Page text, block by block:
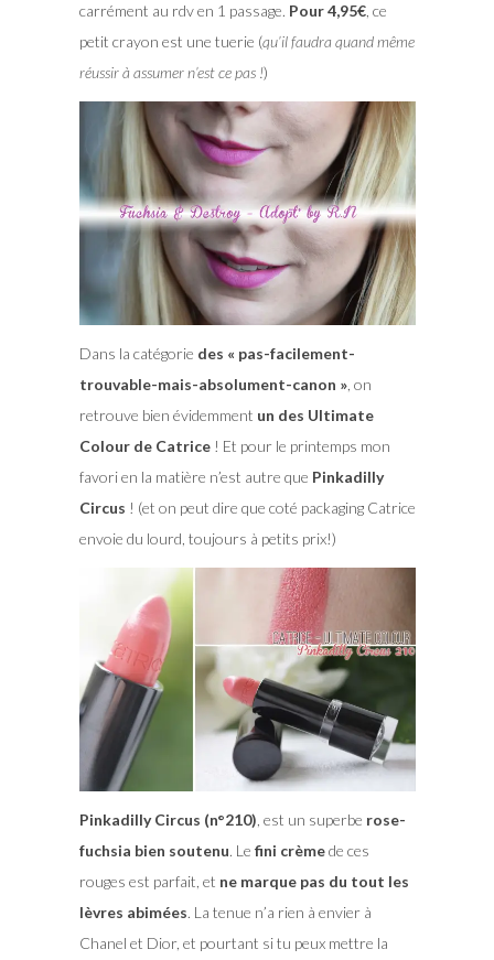
carrément au rdv en 1 passage. Pour 4,95€, ce
petit crayon est une tuerie (qu’il faudra quand même
réussir à assumer n’est ce pas !)
Dans la catégorie des « pas-facilement-
trouvable-mais-absolument-canon », on
retrouve bien évidemment un des Ultimate
Colour de Catrice! Et pour le printemps mon
favori en la matière n’est autre que Pinkadilly
Circus ! (et on peut dire que coté packaging Catrice
envoie du lourd, toujours à petits prix!)
Pinkadilly Circus (n°210) , est un superbe rose-
fuchsia bien soutenu. Le fini crèmede ces
rouges est parfait, et ne marque pas du tout les
lèvres abimées. La tenue n’a rien à envier à
Chanel et Dior, et pourtant si tu peux mettre la